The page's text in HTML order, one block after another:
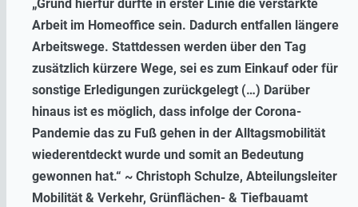
„Grund hierfür dürfte in erster Linie die verstärkte
Arbeit im Homeoffice sein. Dadurch entfallen längere
Arbeitswege. Stattdessen werden über den Tag
zusätzlich kürzere Wege, sei es zum Einkauf oder für
sonstige Erledigungen zurückgelegt (…) Darüber
hinaus ist es möglich, dass infolge der Corona-
Pandemie das zu Fuß gehen in der Alltagsmobilität
wiederentdeckt wurde und somit an Bedeutung
gewonnen hat.“ ~ Christoph Schulze, Abteilungsleiter
Mobilität & Verkehr, Grünflächen- & Tiefbauamt